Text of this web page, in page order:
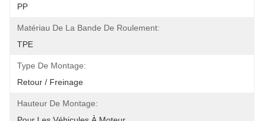
PP
Matériau De La Bande De Roulement:
TPE
Type De Montage:
Retour / Freinage
Hauteur De Montage: